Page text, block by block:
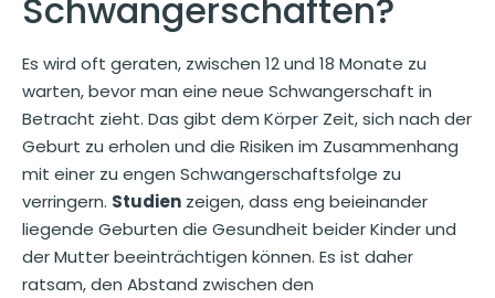
Schwangerschaften?
Es wird oft geraten, zwischen 12 und 18 Monate zu
warten, bevor man eine neue Schwangerschaft in
Betracht zieht. Das gibt dem Körper Zeit, sich nach der
Geburt zu erholen und die Risiken im Zusammenhang
mit einer zu engen Schwangerschaftsfolge zu
verringern. Studien zeigen, dass eng beieinander
liegende Geburten die Gesundheit beider Kinder und
der Mutter beeinträchtigen können. Es ist daher
ratsam, den Abstand zwischen den